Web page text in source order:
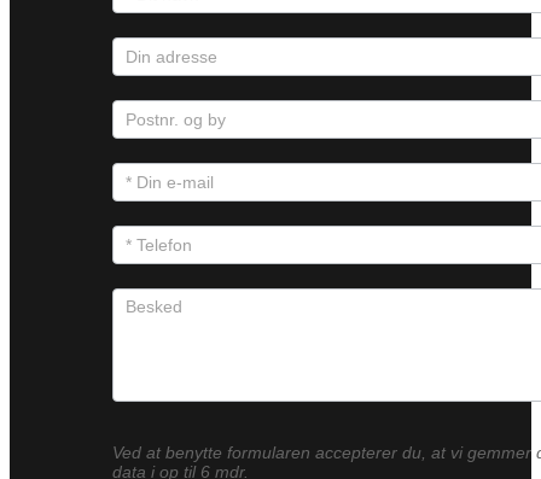
Ved at benytte formularen accepterer du, at vi gemmer
data i op til 6 mdr.